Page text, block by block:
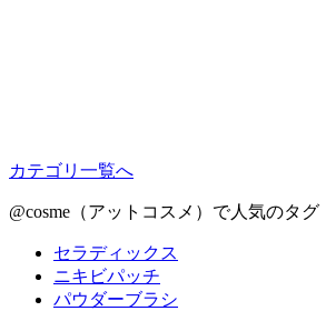
カテゴリ一覧へ
@cosme（アットコスメ）で人気のタグ
セラディックス
ニキビパッチ
パウダーブラシ